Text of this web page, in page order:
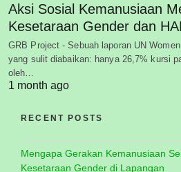
Aksi Sosial Kemanusiaan
Kesetaraan Gender dan
GRB Project - Sebuah laporan UN
yang sulit diabaikan: hanya 26,7% kursi
oleh…
1 month ago
RECENT POSTS
Mengapa Gerakan Kemanusiaan
Kesetaraan Gender di Lapangan